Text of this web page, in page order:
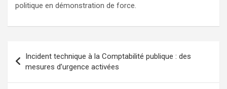
politique en démonstration de force.
Incident technique à la Comptabilité publique : des
mesures d’urgence activées